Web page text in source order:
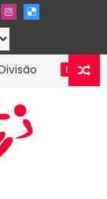
ESTADUAL